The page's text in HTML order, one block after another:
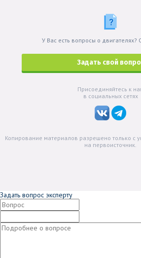
У Вас есть вопросы о двигателях?
Задать свой
Присоединяйтесь к
в социальных сетях
Копирование материалов разрешено только с
на первоисточник.
Задать вопрос эксперту